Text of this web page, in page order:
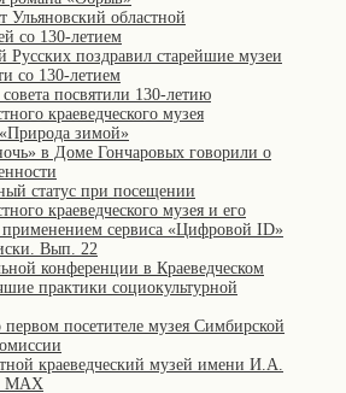
Ульяновский областной
со 130-летием
Русских поздравил старейшие музеи
со 130-летием
посвятили 130-летию
краеведческого музея
зимой»
в Доме Гончаровых говорили о
статус при посещении
краеведческого музея и его
сервиса «Цифровой ID»
Вып. 22
конференции в Краеведческом
практики социокультурной
посетителе музея Симбирской
краеведческий музей имени И.А.
MAX